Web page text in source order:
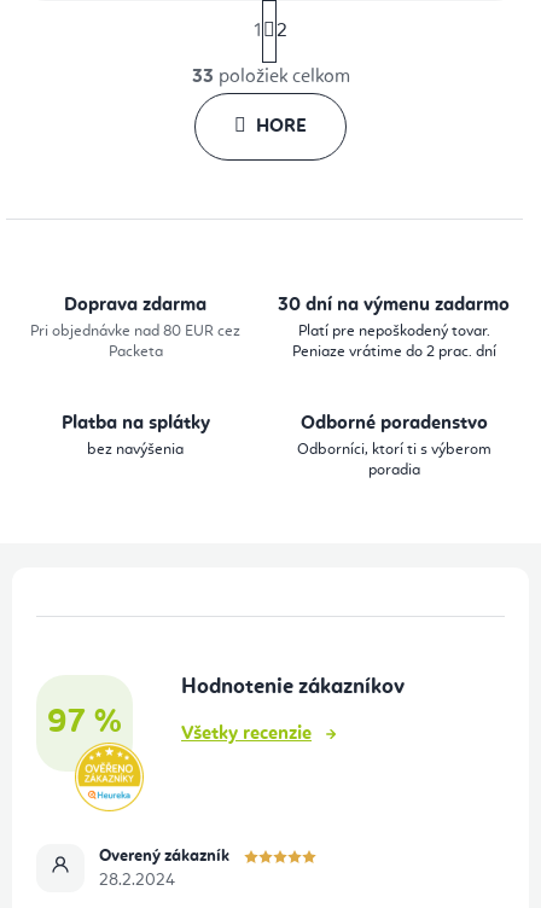
O
v
l
á
s
t
r
á
n
k
v
1 2
33 položiek celkom
HORE
Doprava zdarma
Pri objednávke nad 80 EUR cez
Packeta
30 dní na výmenu zadarmo
Platí pre nepoškodený tovar.
Peniaze vrátime do 2 prac. dní
Platba na splátky
bez navýšenia
Odborné poradenstvo
Odborníci, ktorí ti s výberom
poradia
97 %
Hodnotenie zákazníkov
Všetky recenzie
Overený zákazník
28.2.2024